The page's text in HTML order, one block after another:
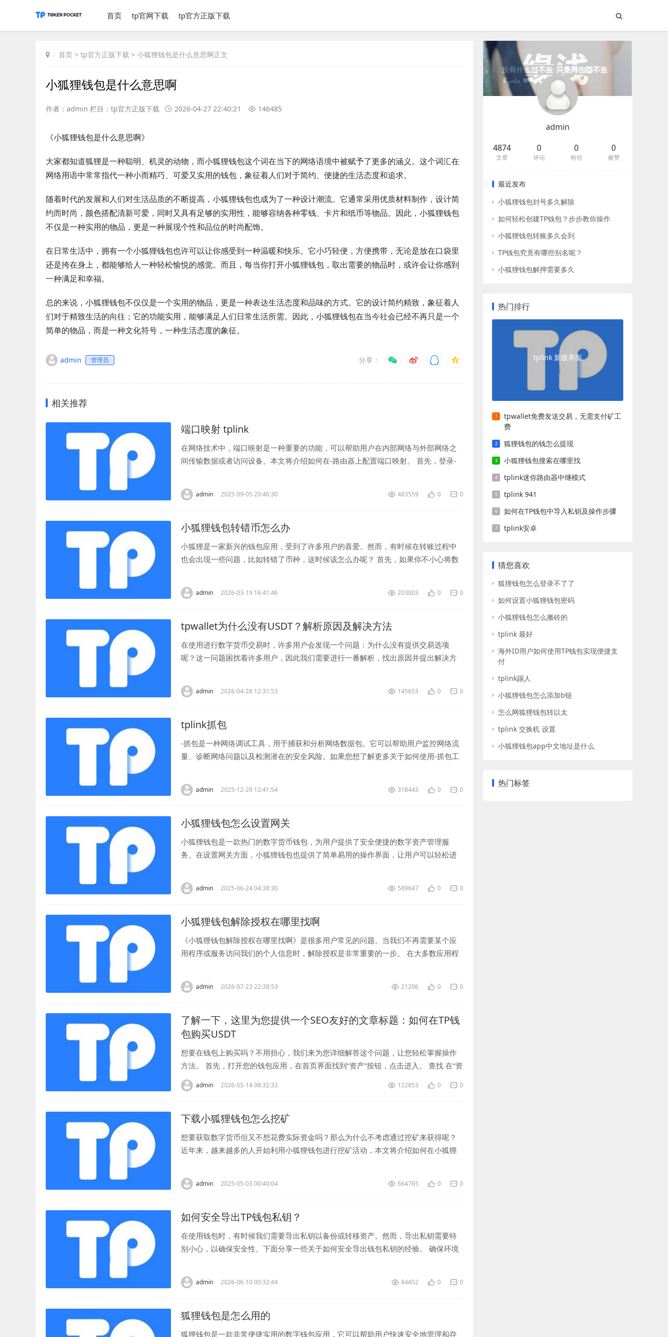
首页 tp官网下载 tp官方正版下载
首页 > tp官方正版下载 > 小狐狸钱包是什么意思啊正文
小狐狸钱包是什么意思啊
作者：admin 栏目： tp官方正版下载 2026-04-27 22:40:21 146485
《小狐狸钱包是什么意思啊》
大家都知道狐狸是一种聪明、机灵的动物，而小狐狸钱包这个词在当下的网络语境中被赋予了更多的涵义。这个词汇在
网络用语中常常指代一种小而精巧、可爱又实用的钱包，象征着人们对于简约、便捷的生活态度和追求。
随着时代的发展和人们对生活品质的不断提高，小狐狸钱包也成为了一种设计潮流。它通常采用优质材料制作，设计简
约而时尚，颜色搭配清新可爱，同时又具有足够的实用性，能够容纳各种零钱、卡片和纸币等物品。因此，小狐狸钱包
不仅是一种实用的物品，更是一种展现个性和品位的时尚配饰。
在日常生活中，拥有一个小狐狸钱包也许可以让你感受到一种温暖和快乐。它小巧轻便，方便携带，无论是放在口袋里
还是挎在身上，都能够给人一种轻松愉悦的感觉。而且，每当你打开小狐狸钱包，取出需要的物品时，或许会让你感到
一种满足和幸福。
总的来说，小狐狸钱包不仅仅是一个实用的物品，更是一种表达生活态度和品味的方式。它的设计简约精致，象征着人
们对于精致生活的向往；它的功能实用，能够满足人们日常生活所需。因此，小狐狸钱包在当今社会已经不再只是一个
简单的物品，而是一种文化符号，一种生活态度的象征。
admin 管理员 分享：
相关推荐
端口映射 tplink
在网络技术中，端口映射是一种重要的功能，可以帮助用户在内部网络与外部网络之
间传输数据或者访问设备。本文将介绍如何在-路由器上配置端口映射。 首先，登录-
admin 2025-09-05 20:46:30 483559 0 0
小狐狸钱包转错币怎么办
小狐狸是一家新兴的钱包应用，受到了许多用户的喜爱。然而，有时候在转账过程中
也会出现一些问题，比如转错了币种，这时候该怎么办呢？ 首先，如果你不小心将数
admin 2026-03-19 16:41:46 203003 0 0
tpwallet为什么没有USDT？解析原因及解决方法
在使用进行数字货币交易时，许多用户会发现一个问题：为什么没有提供交易选项
呢？这一问题困扰着许多用户，因此我们需要进行一番解析，找出原因并提出解决方
admin 2026-04-28 12:31:53 145653 0 0
tplink抓包
-抓包是一种网络调试工具，用于捕获和分析网络数据包。它可以帮助用户监控网络流
量、诊断网络问题以及检测潜在的安全风险。如果您想了解更多关于如何使用-抓包工
admin 2025-12-29 12:41:54 318443 0 0
小狐狸钱包怎么设置网关
小狐狸钱包是一款热门的数字货币钱包，为用户提供了安全便捷的数字资产管理服
务。在设置网关方面，小狐狸钱包也提供了简单易用的操作界面，让用户可以轻松进
admin 2025-06-24 04:38:30 589647 0 0
小狐狸钱包解除授权在哪里找啊
《小狐狸钱包解除授权在哪里找啊》是很多用户常见的问题。当我们不再需要某个应
用程序或服务访问我们的个人信息时，解除授权是非常重要的一步。 在大多数应用程
admin 2026-07-23 22:38:53 21206 0 0
了解一下，这里为您提供一个SEO友好的文章标题：如何在TP钱
包购买USDT
想要在钱包上购买吗？不用担心，我们来为您详细解答这个问题，让您轻松掌握操作
方法。 首先，打开您的钱包应用，在首页界面找到“资产”按钮，点击进入。 查找 在“资
产”页面...
admin 2026-05-14 08:32:33 122853 0 0
下载小狐狸钱包怎么挖矿
想要获取数字货币但又不想花费实际资金吗？那么为什么不考虑通过挖矿来获得呢？
近年来，越来越多的人开始利用小狐狸钱包进行挖矿活动，本文将介绍如何在小狐狸
admin 2025-05-03 00:40:04 664765 0 0
如何安全导出TP钱包私钥？
在使用钱包时，有时候我们需要导出私钥以备份或转移资产。然而，导出私钥需要特
别小心，以确保安全性。下面分享一些关于如何安全导出钱包私钥的经验。 确保环境
admin 2026-06-10 00:32:44 84452 0 0
狐狸钱包是怎么用的
狐狸钱包是一款非常便捷实用的数字钱包应用，它可以帮助用户快速安全地管理和存
admin
4874
文章
0
评论
0
粉丝
0
被赞
最近发布
小狐狸钱包封号多久解除
如何轻松创建TP钱包？步步教你操作
小狐狸钱包转账多久会到
TP钱包究竟有哪些别名呢？
小狐狸钱包解押需要多久
热门排行
tplink 新版界面
tpwallet免费发送交易，无需支付矿工
费
狐狸钱包的钱怎么提现
小狐狸钱包搜索在哪里找
tplink迷你路由器中继模式
tplink 941
如何在TP钱包中导入私钥及操作步骤
tplink安卓
猜您喜欢
狐狸钱包怎么登录不了了
如何设置小狐狸钱包密码
小狐狸钱包怎么搬砖的
tplink 最好
海外ID用户如何使用TP钱包实现便捷支
付
tplink踢人
小狐狸钱包怎么添加b链
怎么网狐狸钱包转以太
tplink 交换机 设置
小狐狸钱包app中文地址是什么
热门标签